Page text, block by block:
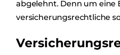
abgelehnt. Denn um eine
versicherungsrechtliche